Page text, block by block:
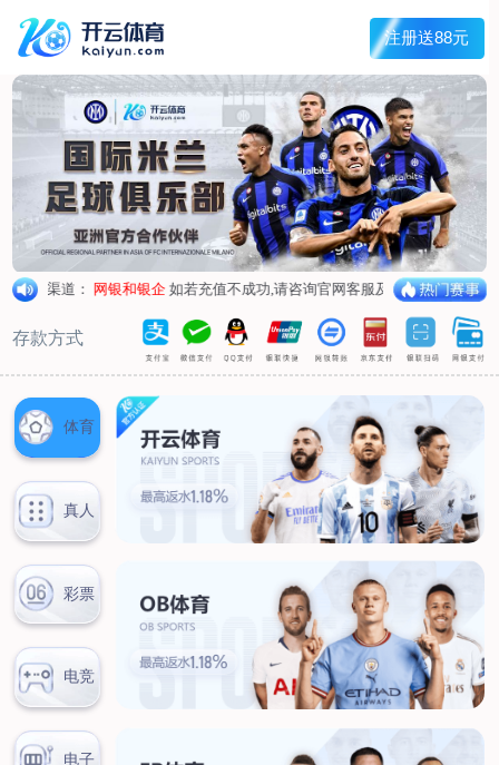
Menu
网站首页
关于我们
产品中心
荣誉资质
厂区设备
人才招聘
新闻中心
销售网点
联系我们